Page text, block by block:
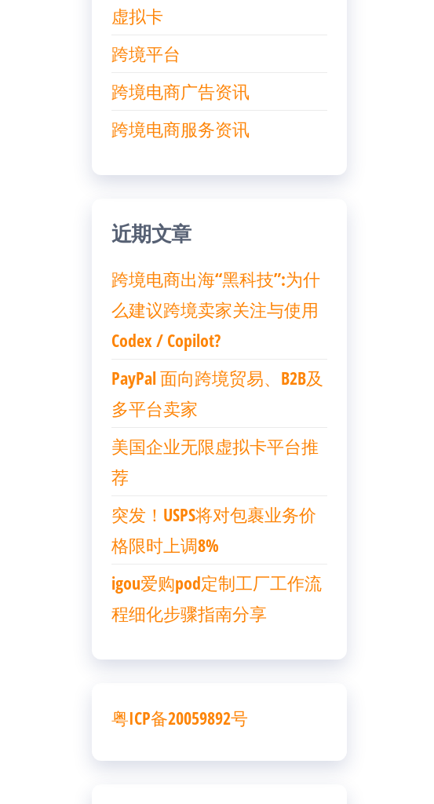
虚拟卡
跨境平台
跨境电商广告资讯
跨境电商服务资讯
近期文章
跨境电商出海“黑科技”:为什
么建议跨境卖家关注与使用
Codex / Copilot?
PayPal 面向跨境贸易、B2B及
多平台卖家
美国企业无限虚拟卡平台推
荐
突发！USPS将对包裹业务价
格限时上调8%
igou爱购pod定制工厂工作流
程细化步骤指南分享
粤ICP备20059892号